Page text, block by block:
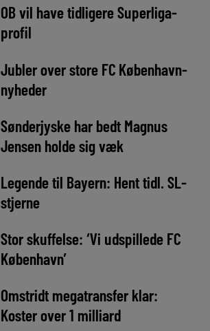
OB vil have tidligere Superliga-
profil
Jubler over store FC København-
nyheder
Sønderjyske har bedt Magnus
Jensen holde sig væk
Legende til Bayern: Hent tidl. SL-
stjerne
Stor skuffelse: ‘Vi udspillede FC
København’
Omstridt megatransfer klar:
Koster over 1 milliard